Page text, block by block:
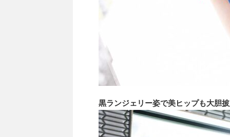
黒ランジェリー姿で美ヒップも大胆